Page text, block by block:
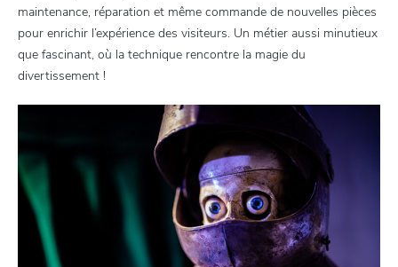
maintenance, réparation et même commande de nouvelles pièces
pour enrichir l’expérience des visiteurs. Un métier aussi minutieux
que fascinant, où la technique rencontre la magie du
divertissement !